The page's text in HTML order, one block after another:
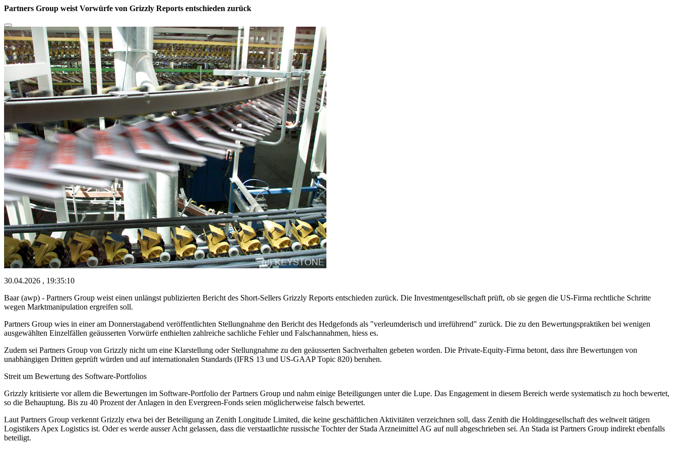
Partners Group weist Vorwürfe von Grizzly Reports entschieden zurück
30.04.2026 , 19:35:10
Baar (awp) - Partners Group weist einen unlängst publizierten Bericht des Short-Sellers Grizzly Reports entschieden zurück. Die Investmentgesellschaft prüft, ob sie gegen die US-Firma rechtliche Schritte
wegen Marktmanipulation ergreifen soll.
Partners Group wies in einer am Donnerstagabend veröffentlichten Stellungnahme den Bericht des Hedgefonds als "verleumderisch und irreführend" zurück. Die zu den Bewertungspraktiken bei wenigen
ausgewählten Einzelfällen geäusserten Vorwürfe enthielten zahlreiche sachliche Fehler und Falschannahmen, hiess es.
Zudem sei Partners Group von Grizzly nicht um eine Klarstellung oder Stellungnahme zu den geäusserten Sachverhalten gebeten worden. Die Private-Equity-Firma betont, dass ihre Bewertungen von
unabhängigen Dritten geprüft würden und auf internationalen Standards (IFRS 13 und US-GAAP Topic 820) beruhen.
Streit um Bewertung des Software-Portfolios
Grizzly kritisierte vor allem die Bewertungen im Software-Portfolio der Partners Group und nahm einige Beteiligungen unter die Lupe. Das Engagement in diesem Bereich werde systematisch zu hoch bewertet,
so die Behauptung. Bis zu 40 Prozent der Anlagen in den Evergreen-Fonds seien möglicherweise falsch bewertet.
Laut Partners Group verkennt Grizzly etwa bei der Beteiligung an Zenith Longitude Limited, die keine geschäftlichen Aktivitäten verzeichnen soll, dass Zenith die Holdinggesellschaft des weltweit tätigen
Logistikers Apex Logistics ist. Oder es werde ausser Acht gelassen, dass die verstaatlichte russische Tochter der Stada Arzneimittel AG auf null abgeschrieben sei. An Stada ist Partners Group indirekt ebenfalls
beteiligt.